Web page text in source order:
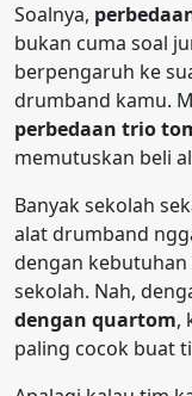
Soalnya,
bukan cuma soal
berpengaruh ke
drumband kamu.
perbedaan trio
memutuskan beli
Banyak sekolah
alat drumband
dengan
sekolah. Nah,
dengan quartom,
paling cocok buat